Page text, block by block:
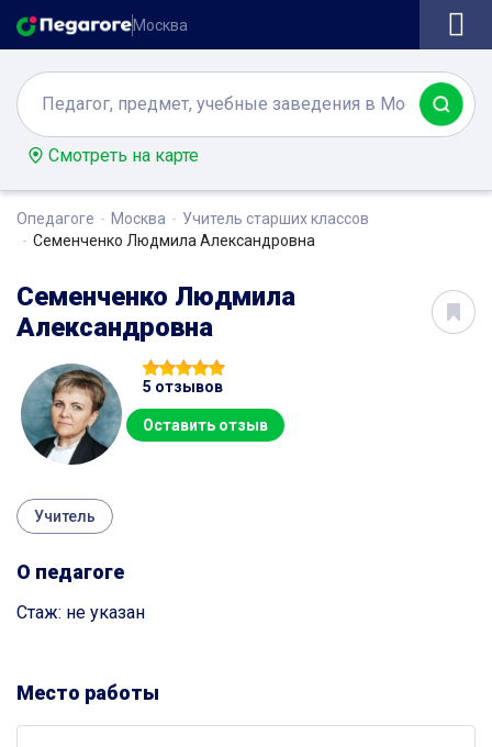
Москва
Смотреть на карте
Опедагоге Москва
Учитель старших классов
Семенченко Людмила Александровна
Семенченко Людмила
Александровна
5 отзывов
Оставить отзыв
Учитель
О педагоге
Стаж: не указан
Место работы